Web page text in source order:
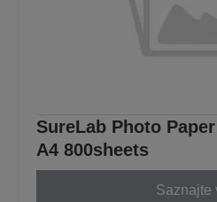
SureLab Photo
A4 800sheets
Saznajte